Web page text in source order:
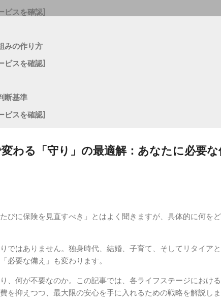
ビスを確認]
みの作り方
ビスを確認]
断基準
ビスを確認]
わる「守り」の最適解：あなたに必要
びに保険を見直すべき」とはよく聞きますが、具体的に何を
ではありません。独身時代、結婚、子育て、そしてリタイア
必要な備え」も変わります。
、何が不要なのか。この記事では、各ライフステージにおけ
を抑えつつ、最大限の安心を手に入れるための戦略を解説しま